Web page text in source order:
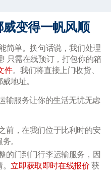
变得一帆风顺
简单。换句话说，我们处理
只需在线预订，打包你的箱
件。我们将直接上门收货、
地址。
输服务让你的生活无忧无虑
前，在我们位于比利时的安
。
的门到门行李运输服务，因
。立即获取即时在线报价获